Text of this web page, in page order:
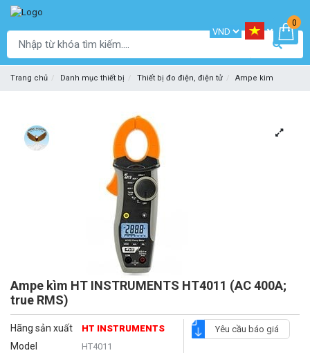
0
Trang chủ Danh mục thiết bị Thiết bị đo điện, điện tử Ampe kìm
Ampe kìm HT INSTRUMENTS HT4011 (AC 400A;
true RMS)
Hãng sản xuất HT INSTRUMENTS
Model HT4011
Yêu cầu báo giá